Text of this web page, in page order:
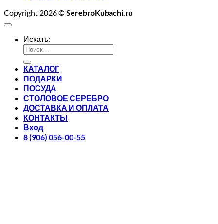
Copyright 2026 ©SerebroKubachi.ru
Искать:
КАТАЛОГ
ПОДАРКИ
ПОСУДА
СТОЛОВОЕ СЕРЕБРО
ДОСТАВКА И ОПЛАТА
КОНТАКТЫ
Вход
8 (906) 056-00-55